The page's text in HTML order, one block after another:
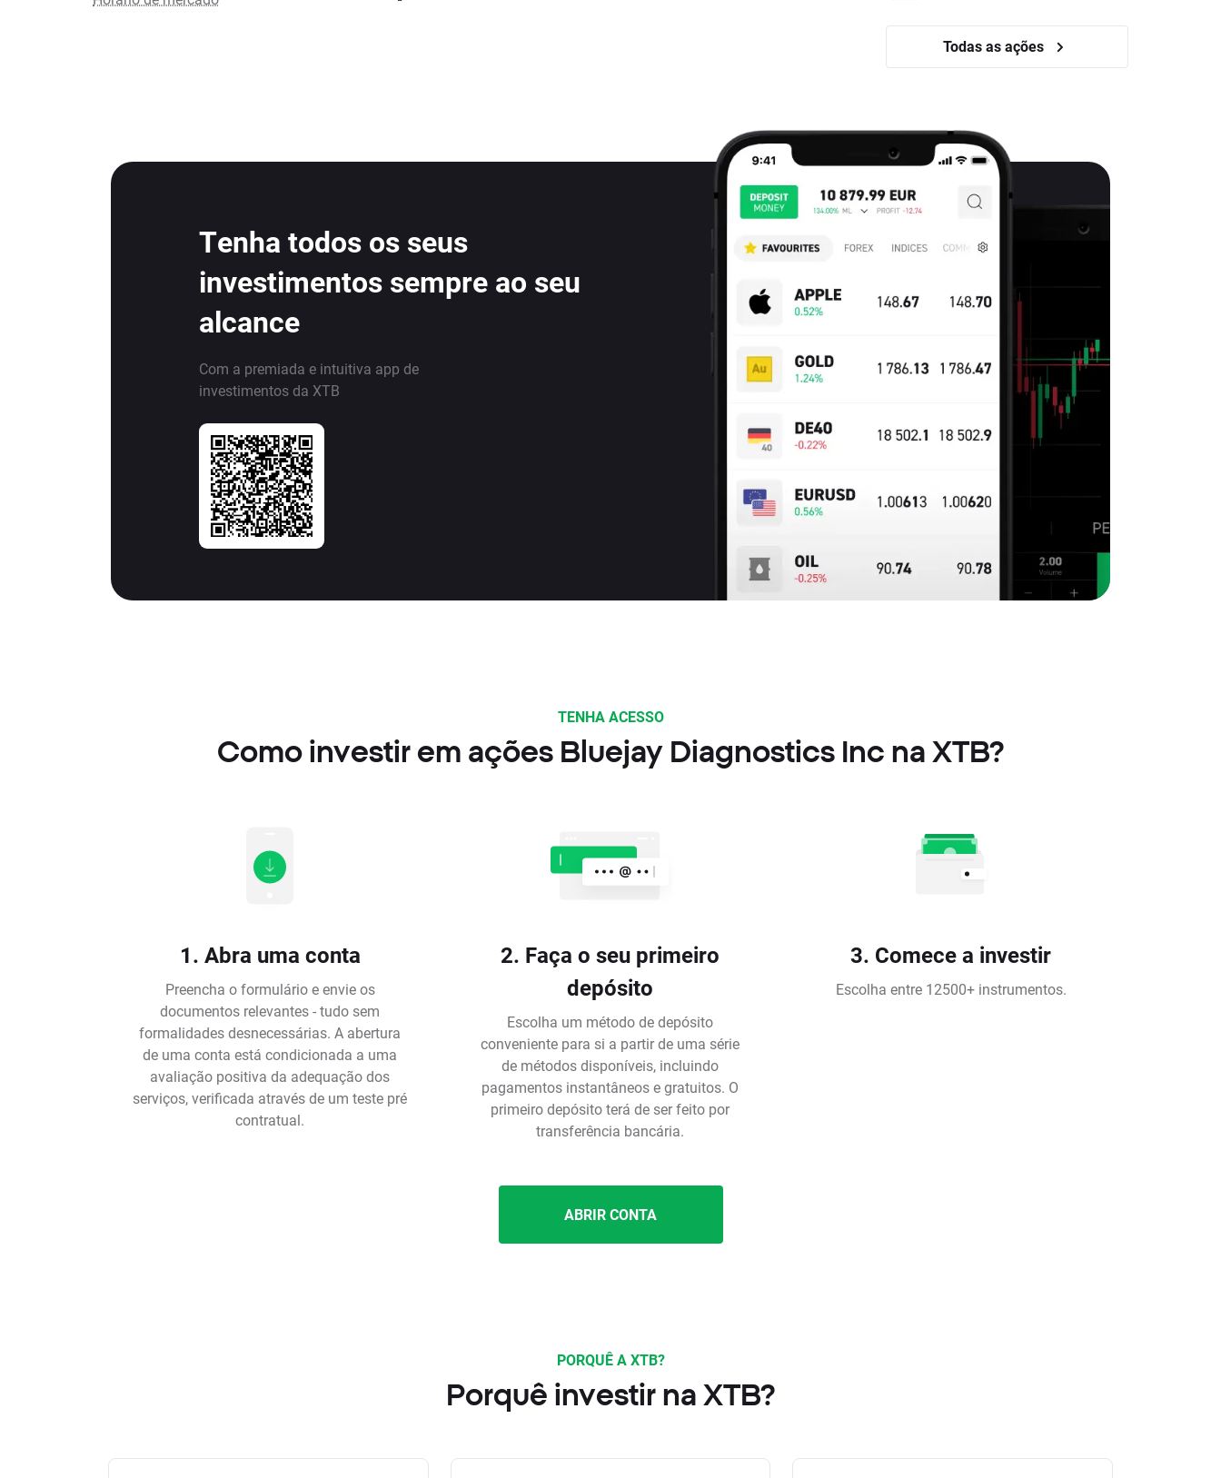
Todas as ações
Tenha todos os seus
investimentos sempre ao seu
alcance
Com a premiada e intuitiva app de
investimentos da XTB
TENHA ACESSO
Como investir em ações Bluejay Diagnostics Inc na XTB?
1. Abra uma conta
Preencha o formulário e envie os
documentos relevantes - tudo sem
formalidades desnecessárias. A abertura
de uma conta está condicionada a uma
avaliação positiva da adequação dos
serviços, verificada através de um teste pré
contratual.
2. Faça o seu primeiro
depósito
Escolha um método de depósito
conveniente para si a partir de uma série
de métodos disponíveis, incluindo
pagamentos instantâneos e gratuitos. O
primeiro depósito terá de ser feito por
transferência bancária.
3. Comece a investir
Escolha entre 12500+ instrumentos.
ABRIR CONTA
PORQUÊ A XTB?
Porquê investir na XTB?